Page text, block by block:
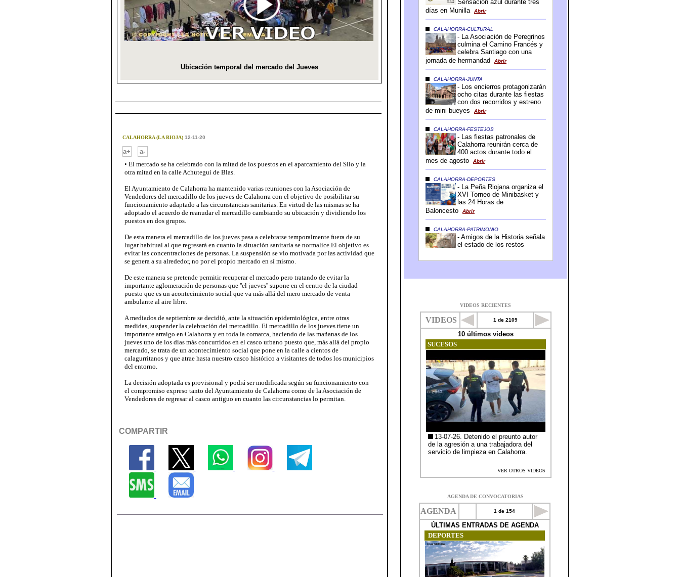
CALAHORRA (LA RIOJA)12-11-20
a+
a-
• El mercado se ha celebrado con la mitad de los puestos en el aparcamiento del Silo y la
otra mitad en la calle Achutegui de Blas.
El Ayuntamiento de Calahorra ha mantenido varias reuniones con la Asociación de
Vendedores del mercadillo de los jueves de Calahorra con el objetivo de posibilitar su
funcionamiento adaptado a las circunstancias sanitarias. En virtud de las mismas se ha
adoptado el acuerdo de reanudar el mercadillo cambiando su ubicación y dividiendo los
puestos en dos grupos.
De esta manera el mercadillo de los jueves pasa a celebrarse temporalmente fuera de su
lugar habitual al que regresará en cuanto la situación sanitaria se normalice.El objetivo es
evitar las concentraciones de personas. La suspensión se vio motivada por las actividad que
se genera a su alrededor, no por el propio mercado en sí mismo.
De este manera se pretende permitir recuperar el mercado pero tratando de evitar la
importante aglomeración de personas que ''el jueves'' supone en el centro de la ciudad
puesto que es un acontecimiento social que va más allá del mero mercado de venta
ambulante al aire libre.
A mediados de septiembre se decidió, ante la situación epidemiológica, entre otras
medidas, suspender la celebración del mercadillo. El mercadillo de los jueves tiene un
importante arraigo en Calahorra y en toda la comarca, haciendo de las mañanas de los
jueves uno de los días más concurridos en el casco urbano puesto que, más allá del propio
mercado, se trata de un acontecimiento social que pone en la calle a cientos de
calagurritanos y que atrae hasta nuestro casco histórico a visitantes de todos los municipios
del entorno.
La decisión adoptada es provisional y podrá ser modificada según su funcionamiento con
el compromiso expreso tanto del Ayuntamiento de Calahorra como de la Asociación de
Vendedores de regresar al casco antiguo en cuanto las circunstancias lo permitan.
COMPARTIR
VIDEOS RECIENTES
AGENDA DE CONVOCATORIAS